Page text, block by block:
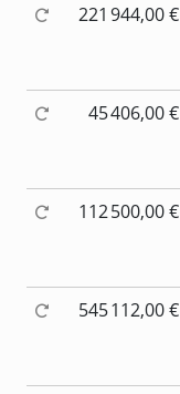
221 944,00 €
45 406,00 €
112 500,00 €
545 112,00 €